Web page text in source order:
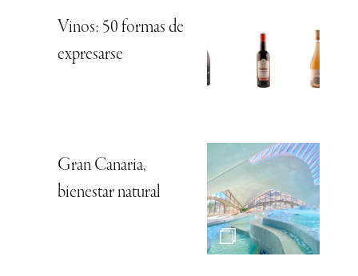
Vinos: 50 formas de
expresarse
Gran Canaria,
bienestar natural